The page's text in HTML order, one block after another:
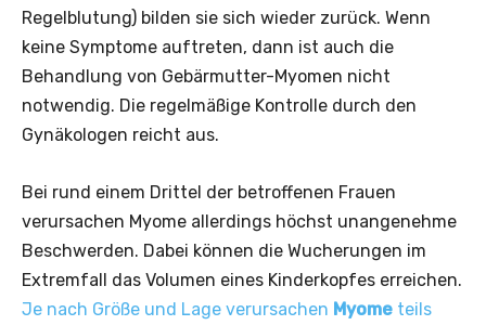
Regelblutung) bilden sie sich wieder zurück. Wenn
keine Symptome auftreten, dann ist auch die
Behandlung von Gebärmutter-Myomen nicht
notwendig. Die regelmäßige Kontrolle durch den
Gynäkologen reicht aus.
Bei rund einem Drittel der betroffenen Frauen
verursachen Myome allerdings höchst unangenehme
Beschwerden. Dabei können die Wucherungen im
Extremfall das Volumen eines Kinderkopfes erreichen.
Je nach Größe und Lage verursachen Myome teils